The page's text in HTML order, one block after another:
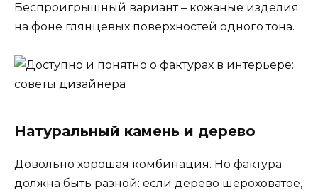
Беспроигрышный вариант – кожаные изделия
на фоне глянцевых поверхностей одного тона.
Натуральный камень и дерево
Довольно хорошая комбинация. Но фактура
должна быть разной: если дерево шероховатое,